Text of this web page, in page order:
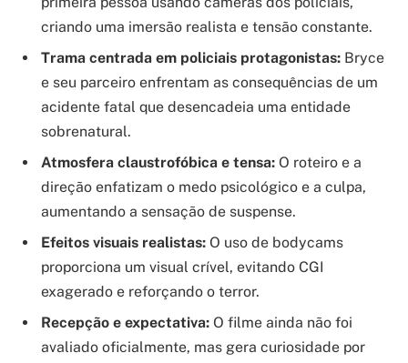
criando uma imersão realista e tensão constante.
Trama centrada em policiais protagonistas: Bryce
e seu parceiro enfrentam as consequências de um
acidente fatal que desencadeia uma entidade
sobrenatural.
Atmosfera claustrofóbica e tensa: O roteiro e a
direção enfatizam o medo psicológico e a culpa,
aumentando a sensação de suspense.
Efeitos visuais realistas: O uso de bodycams
proporciona um visual crível, evitando CGI
exagerado e reforçando o terror.
Recepção e expectativa: O filme ainda não foi
avaliado oficialmente, mas gera curiosidade por